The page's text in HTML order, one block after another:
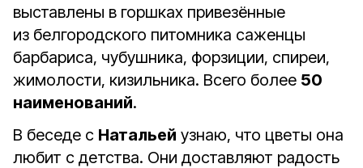
выставлены в горшках привезённые
из белгородского питомника саженцы
барбариса, чубушника, форзиции, спиреи,
жимолости, кизильника. Всего более 50
наименований.
В беседе с Натальей узнаю, что цветы она
любит с детства. Они доставляют радость